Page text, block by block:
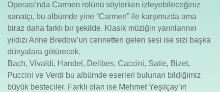
Operası’nda Carmen rolünü söylerken izleyebileceğiniz
sanatçı, bu albümde yine “Carmen” ile karşımızda ama
biraz daha farklı bir şekilde. Klasik müziğin yarınlarının
yıldızı Anne Bredow’un cennetten gelen sesi ise sizi başka
dünyalara götürecek.
Bach, Vivaldi, Handel, Delibes, Caccini, Satie, Bizet,
Puccini ve Verdi bu albümde eserleri bulunan bildiğimiz
büyük besteciler. Farklı olan ise Mehmet Yeşilçay’ın